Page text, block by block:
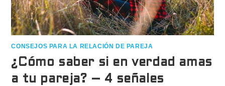
CONSEJOS PARA LA RELACIÓN DE PAREJA
¿Cómo saber si en verdad amas
a tu pareja? – 4 señales